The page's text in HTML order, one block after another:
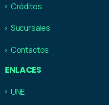
Créditos
Sucursales
Contactos
ENLACES
UNE